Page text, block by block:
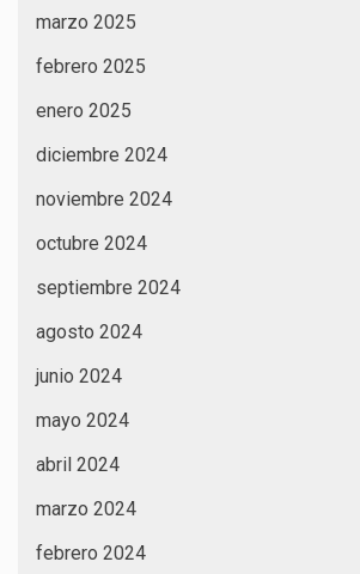
marzo 2025
febrero 2025
enero 2025
diciembre 2024
noviembre 2024
octubre 2024
septiembre 2024
agosto 2024
junio 2024
mayo 2024
abril 2024
marzo 2024
febrero 2024